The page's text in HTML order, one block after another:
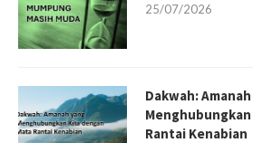
25/07/2026
Dakwah:
Rantai Kenabian